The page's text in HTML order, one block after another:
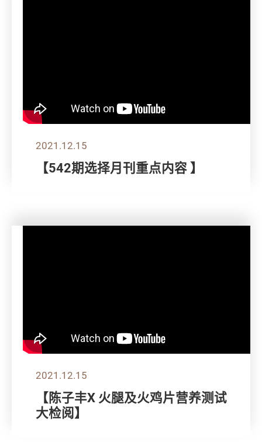
2021.12.15
【542期选择月刊重点内容 】
2021.12.15
【陈子丰X 火腿及火鸡片营养测试
大检阅】